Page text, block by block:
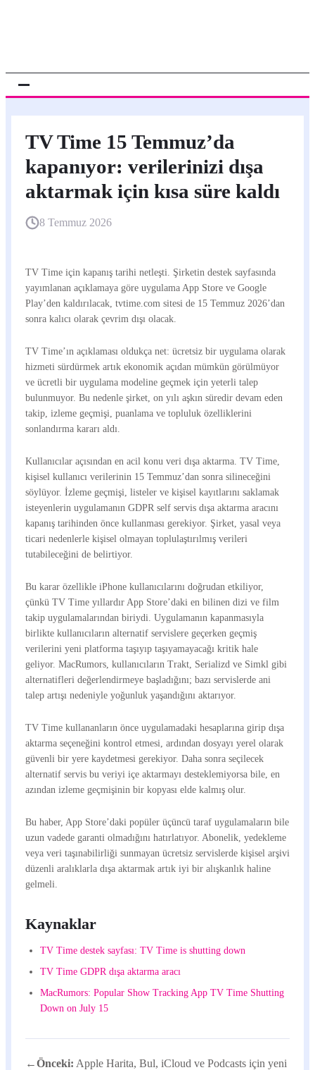
TV Time 15 Temmuz’da
kapanıyor: verilerinizi dışa
aktarmak için kısa süre kaldı
8 Temmuz 2026
TV Time için kapanış tarihi netleşti. Şirketin destek sayfasında
yayımlanan açıklamaya göre uygulama App Store ve Google
Play’den kaldırılacak, tvtime.com sitesi de 15 Temmuz 2026’dan
sonra kalıcı olarak çevrim dışı olacak.
TV Time’ın açıklaması oldukça net: ücretsiz bir uygulama olarak
hizmeti sürdürmek artık ekonomik açıdan mümkün görülmüyor
ve ücretli bir uygulama modeline geçmek için yeterli talep
bulunmuyor. Bu nedenle şirket, on yılı aşkın süredir devam eden
takip, izleme geçmişi, puanlama ve topluluk özelliklerini
sonlandırma kararı aldı.
Kullanıcılar açısından en acil konu veri dışa aktarma. TV Time,
kişisel kullanıcı verilerinin 15 Temmuz’dan sonra silineceğini
söylüyor. İzleme geçmişi, listeler ve kişisel kayıtlarını saklamak
isteyenlerin uygulamanın GDPR self servis dışa aktarma aracını
kapanış tarihinden önce kullanması gerekiyor. Şirket, yasal veya
ticari nedenlerle kişisel olmayan toplulaştırılmış verileri
tutabileceğini de belirtiyor.
Bu karar özellikle iPhone kullanıcılarını doğrudan etkiliyor,
çünkü TV Time yıllardır App Store’daki en bilinen dizi ve film
takip uygulamalarından biriydi. Uygulamanın kapanmasıyla
birlikte kullanıcıların alternatif servislere geçerken geçmiş
verilerini yeni platforma taşıyıp taşıyamayacağı kritik hale
geliyor. MacRumors, kullanıcıların Trakt, Serializd ve Simkl gibi
alternatifleri değerlendirmeye başladığını; bazı servislerde ani
talep artışı nedeniyle yoğunluk yaşandığını aktarıyor.
TV Time kullananların önce uygulamadaki hesaplarına girip dışa
aktarma seçeneğini kontrol etmesi, ardından dosyayı yerel olarak
güvenli bir yere kaydetmesi gerekiyor. Daha sonra seçilecek
alternatif servis bu veriyi içe aktarmayı desteklemiyorsa bile, en
azından izleme geçmişinin bir kopyası elde kalmış olur.
Bu haber, App Store’daki popüler üçüncü taraf uygulamaların bile
uzun vadede garanti olmadığını hatırlatıyor. Abonelik, yedekleme
veya veri taşınabilirliği sunmayan ücretsiz servislerde kişisel arşivi
düzenli aralıklarla dışa aktarmak artık iyi bir alışkanlık haline
gelmeli.
Kaynaklar
TV Time destek sayfası: TV Time is shutting down
TV Time GDPR dışa aktarma aracı
MacRumors: Popular Show Tracking App TV Time Shutting
Down on July 15
←Önceki: Apple Harita, Bul, iCloud ve Podcasts için yeni